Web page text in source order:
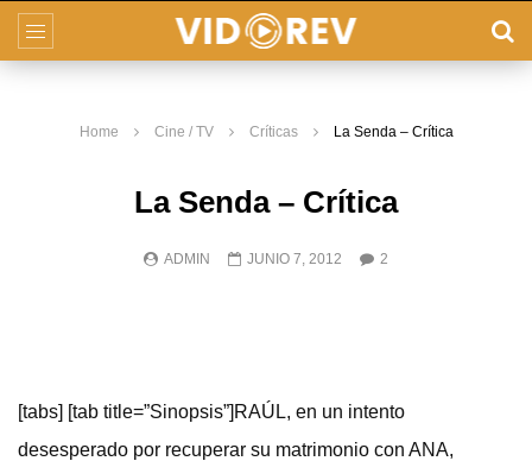
Home Cine / TV Críticas La Senda – Crítica
La Senda – Crítica
ADMIN JUNIO 7, 2012 2
[tabs] [tab title=”Sinopsis”]RAÚL, en un intento
desesperado por recuperar su matrimonio con ANA,